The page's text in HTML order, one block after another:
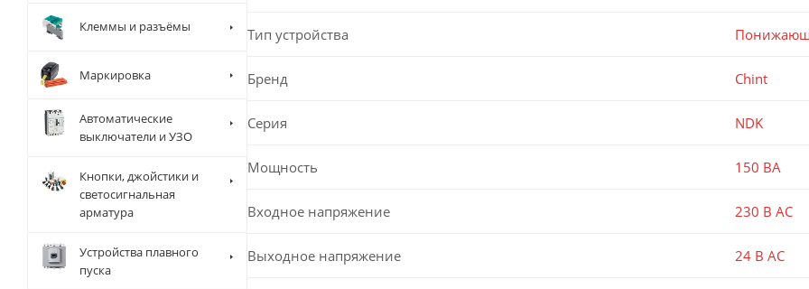
Тип устройства
Бренд Chint
Серия NDK
Мощность 150 ВА
Входное напряжение 230 В AC
Выходное напряжение 24 В AC
Клеммы и разъёмы
Маркировка
Автоматические
выключатели и УЗО
Кнопки, джойстики и
светосигнальная
арматура
Устройства плавного
пуска